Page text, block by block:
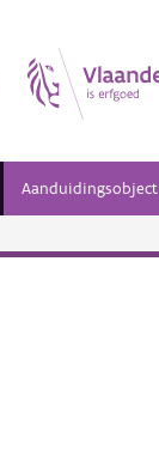
Aanduidingsobject